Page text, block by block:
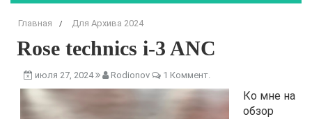
Главная / Для Архива 2024
Rose technics i-3 ANC
июля 27, 2024 Rodionov 1 Коммент.
Ко мне на
обзор